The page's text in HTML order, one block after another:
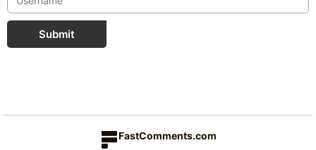
Submit
FastComments.com